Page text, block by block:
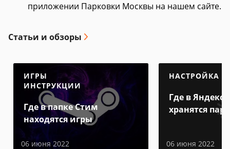
приложении Парковки Москвы на нашем сайте.
Статьи и обзоры
ИГРЫ
ИНСТРУКЦИИ
Где в папке Стим
находятся игры
06 июня 2022
НАСТРОЙКА
Где в Яндекс
хранятся
06 июня 2022